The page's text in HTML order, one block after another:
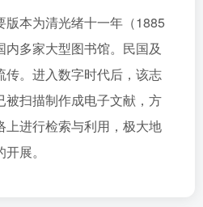
版本为清光绪十一年（1885
多家大型图书馆。民国及
传。进入数字时代后，该志
被扫描制作成电子文献，方
上进行检索与利用，极大地
展。